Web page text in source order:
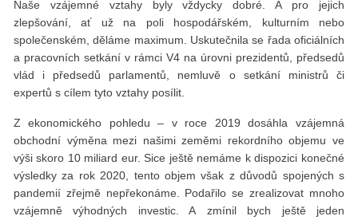
Naše vzájemné vztahy byly vždycky dobré. A pro jejich
zlepšování, ať už na poli hospodářském, kulturním nebo
společenském, děláme maximum. Uskutečnila se řada oficiálních
a pracovních setkání v rámci V4 na úrovni prezidentů, předsedů
vlád i předsedů parlamentů, nemluvě o setkání ministrů či
expertů s cílem tyto vztahy posílit.
Z ekonomického pohledu – v roce 2019 dosáhla vzájemná
obchodní výměna mezi našimi zeměmi rekordního objemu ve
výši skoro 10 miliard eur. Sice ještě nemáme k dispozici konečné
výsledky za rok 2020, tento objem však z důvodů spojených s
pandemií zřejmě nepřekonáme. Podařilo se zrealizovat mnoho
vzájemně výhodných investic. A zmínil bych ještě jeden